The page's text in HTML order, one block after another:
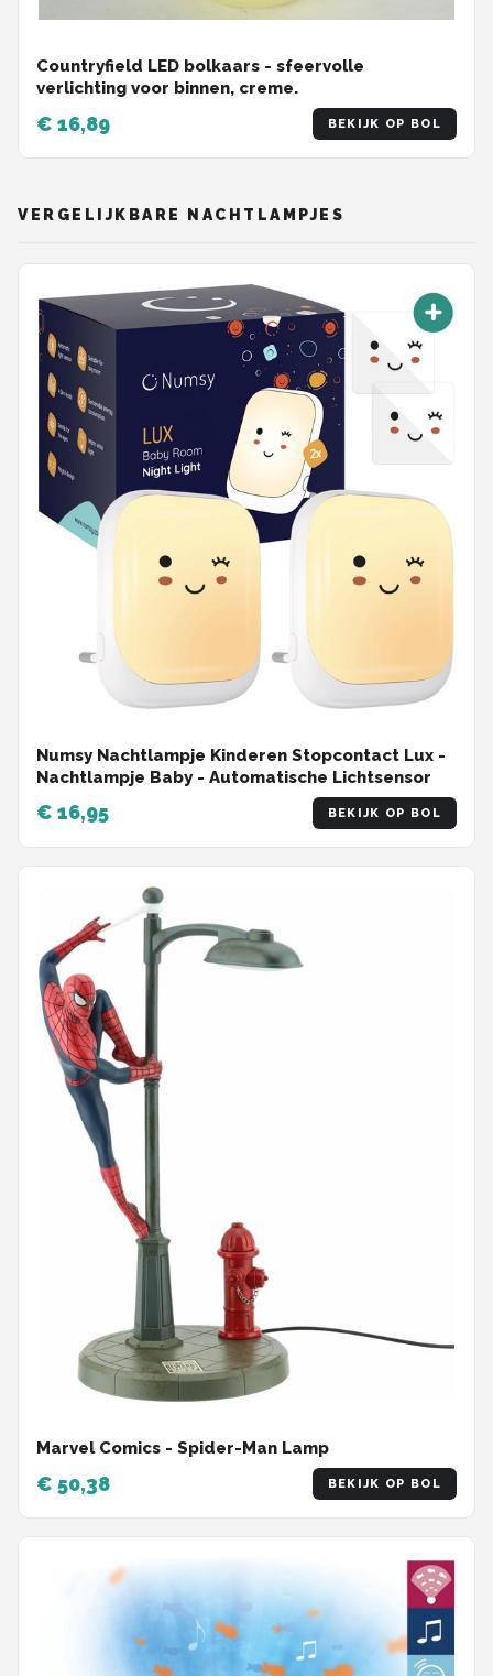
Countryfield LED bolkaars - sfeervolle
verlichting voor binnen, creme.
€ 16,89 BEKIJK OP BOL
VERGELIJKBARE NACHTLAMPJES
Numsy Nachtlampje Kinderen Stopcontact Lux -
Nachtlampje Baby - Automatische Lichtsensor
€ 16,95 BEKIJK OP BOL
Marvel Comics - Spider-Man Lamp
€ 50,38 BEKIJK OP BOL